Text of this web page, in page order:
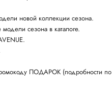
новой коллекции сезона.
сезона в каталоге.
ПОДАРОК (подробности по